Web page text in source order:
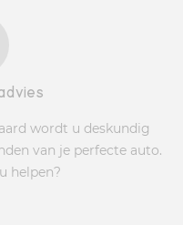
wordt u deskundig
van je perfecte auto.
helpen?